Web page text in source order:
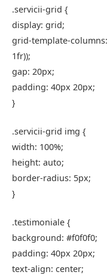
.servicii-grid {
display: grid;
grid-template-columns:
1fr));
gap: 20px;
padding: 40px 20px;
}
.servicii-grid img {
width: 100%;
height: auto;
border-radius: 5px;
}
.testimoniale {
background: #f0f0f0;
padding: 40px 20px;
text-align: center;